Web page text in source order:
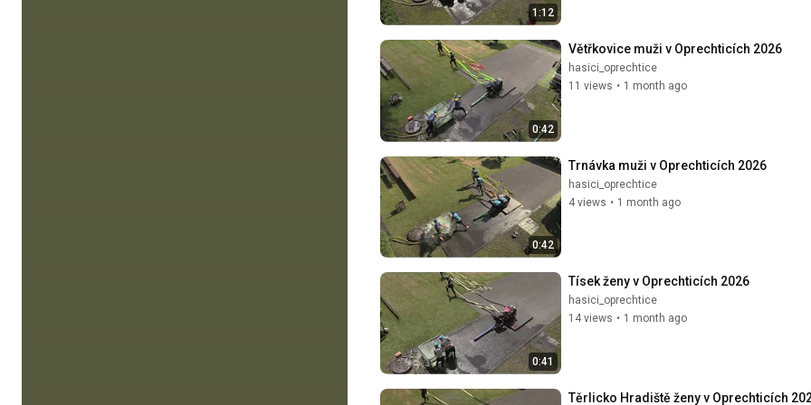
1:12
0:42
Větřkovice muži v Oprechticích 2026
hasici_oprechtice
11 views • 1 month ago
0:42
Trnávka muži v Oprechticích 2026
hasici_oprechtice
4 views • 1 month ago
0:41
Tísek ženy v Oprechticích 2026
hasici_oprechtice
14 views • 1 month ago
Těrlicko Hradiště ženy v Oprechticích